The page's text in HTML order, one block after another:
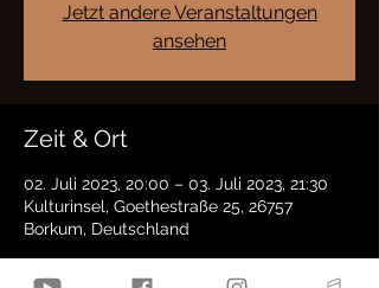
Jetzt andere Veranstaltungen
ansehen
Zeit & Ort
02. Juli 2023, 20:00 – 03. Juli 2023, 21:30
Kulturinsel, Goethestraße 25, 26757
Borkum, Deutschland